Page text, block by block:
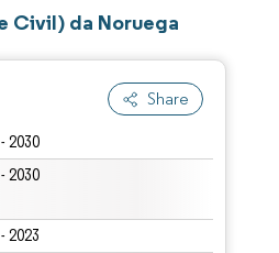
Civil) da Noruega
Share
2030
2030
2023